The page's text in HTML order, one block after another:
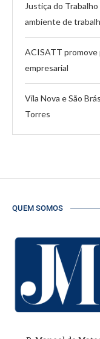
Justiça do
ambiente de
ACISATT promove
empresarial
Vila Nova e São
Torres
QUEM SOMOS